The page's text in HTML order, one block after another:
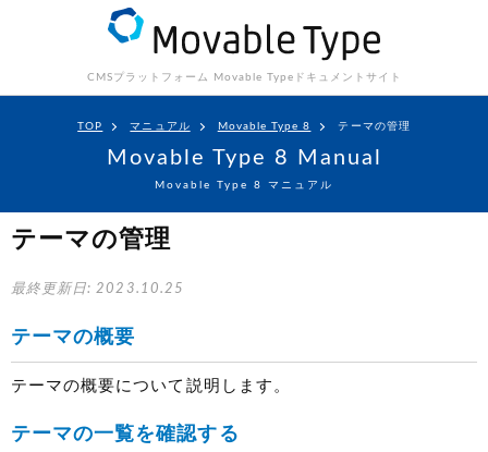
CMSプラットフォーム Movable Type ドキュメントサイト
TOP マニュアル Movable Type 8 テーマの管理
Movable Type 8 Manual
Movable Type 8 マニュアル
テーマの管理
最終更新日: 2023.10.25
テーマの概要
テーマの概要について説明します。
テーマの一覧を確認する